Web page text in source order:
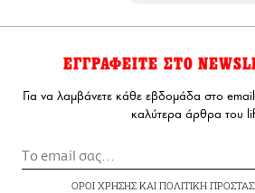
ΕΓΓΡΑΦΕΙΤΕ ΣΤΟ
Για να λαμβάνετε κάθε εβδομάδα στο
καλύτερα άρθρα του
ΟΡΟΙ ΧΡΗΣΗΣΚΑΙ ΠΟΛΙΤΙΚΗ